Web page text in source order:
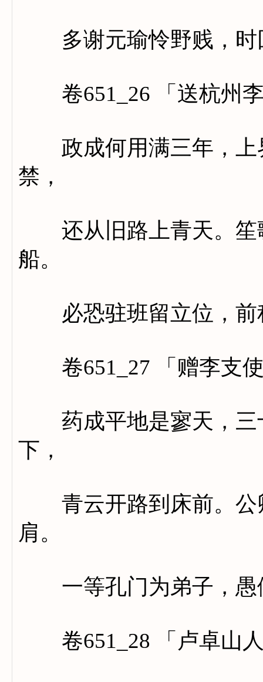
多谢元瑜怜野贱，时
卷651_26 「送杭州李
政成何用满三年，上
禁，
还从旧路上青天。笙
船。
必恐驻班留立位，前
卷651_27 「赠李支
药成平地是寥天，三
下，
青云开路到床前。公
肩。
一等孔门为弟子，愚
卷651_28 「卢卓山人